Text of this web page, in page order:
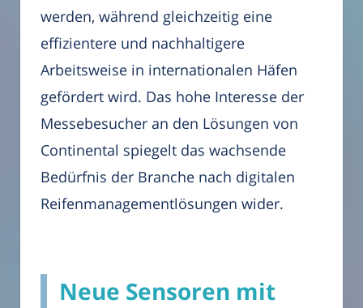
werden, während gleichzeitig eine
effizientere und nachhaltigere
Arbeitsweise in internationalen Häfen
gefördert wird. Das hohe Interesse der
Messebesucher an den Lösungen von
Continental spiegelt das wachsende
Bedürfnis der Branche nach digitalen
Reifenmanagementlösungen wider.
Neue Sensoren mit